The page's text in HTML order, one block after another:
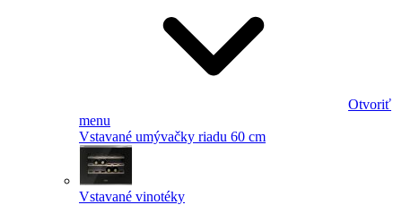
Otvoriť
menu
Vstavané umývačky riadu 60 cm
Vstavané vinotéky